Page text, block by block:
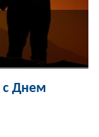
с Днем